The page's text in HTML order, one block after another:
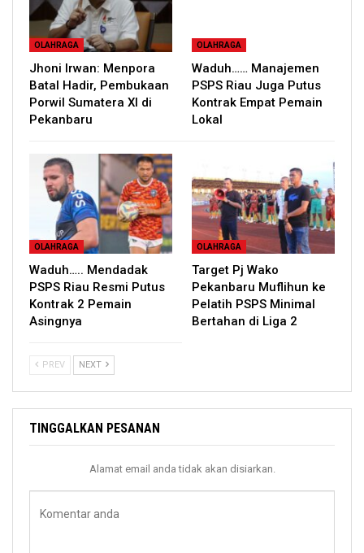
OLAHRAGA
Jhoni Irwan: Menpora
Batal Hadir, Pembukaan
Porwil Sumatera XI di
Pekanbaru
OLAHRAGA
Waduh…… Manajemen
PSPS Riau Juga Putus
Kontrak Empat Pemain
Lokal
OLAHRAGA
Waduh….. Mendadak
PSPS Riau Resmi Putus
Kontrak 2 Pemain
Asingnya
OLAHRAGA
Target Pj Wako
Pekanbaru Muflihun ke
Pelatih PSPS Minimal
Bertahan di Liga 2
PREV NEXT
TINGGALKAN PESANAN
Alamat email anda tidak akan disiarkan.